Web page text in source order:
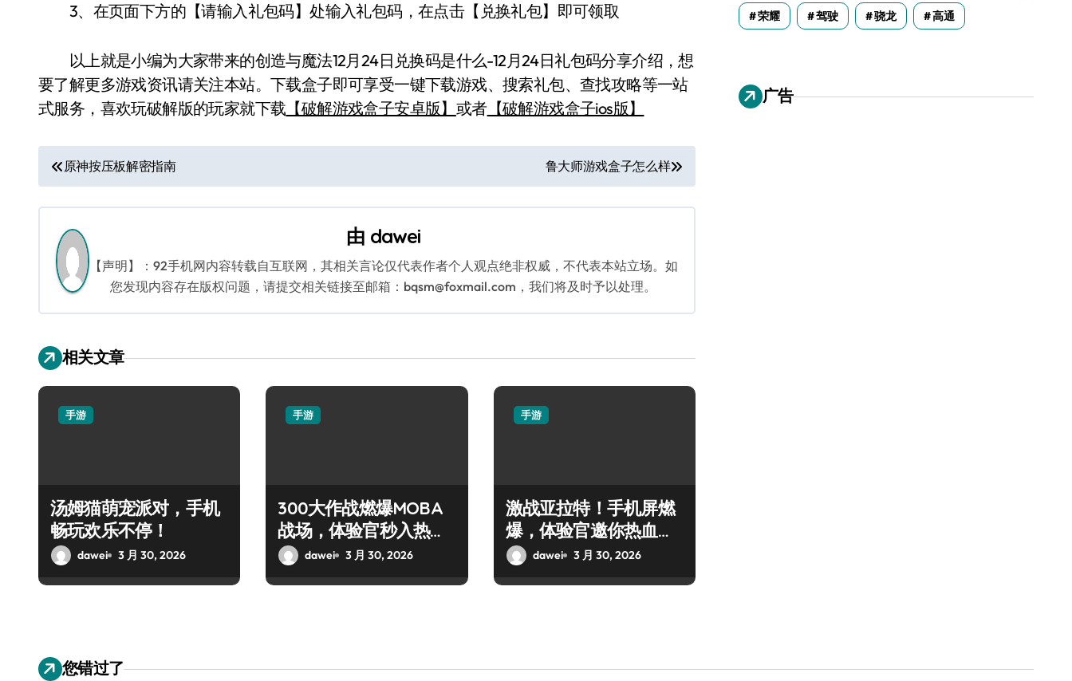
3、在页面下方的【请输入礼包码】处输入礼包码，在点击【兑换礼包】即可领取
以上就是小编为大家带来的创造与魔法12月24日兑换码是什么-12月24日礼包码分享介绍，想
要了解更多游戏资讯请关注本站。下载盒子即可享受一键下载游戏、搜索礼包、查找攻略等一站
式服务，喜欢玩破解版的玩家就下载 【破解游戏盒子安卓版】 或者【破解游戏盒子ios版】
文
章
导
航
原神按压板解密指南 鲁大师游戏盒子怎么样
由 dawei
【声明】：92手机网内容转载自互联网，其相关言论仅代表作者个人观点绝非权威，不代表本站立场。如
您发现内容存在版权问题，请提交相关链接至邮箱：bqsm@foxmail.com，我们将及时予以处理。
相关文章
手游
汤姆猫萌宠派对，手机
畅玩欢乐不停！
dawei 3 月 30, 2026
手游
300大作战燃爆MOBA
战场，体验官秒入热血
对决！
dawei 3 月 30, 2026
手游
激战亚拉特！手机屏燃
爆，体验官邀你热血开
枪！dawei 3 月 30, 2026
荣耀 驾驶 骁龙 高通
广告
您错过了